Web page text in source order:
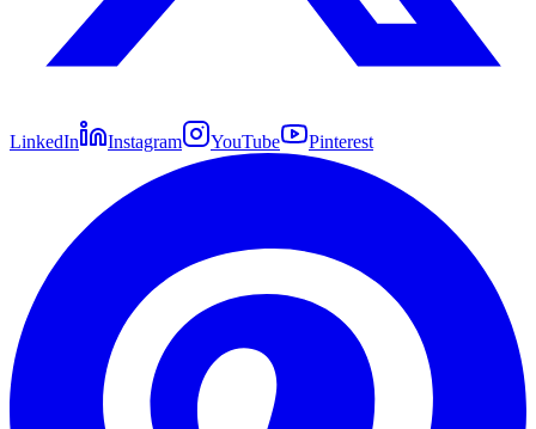
LinkedIn Instagram YouTube Pinterest